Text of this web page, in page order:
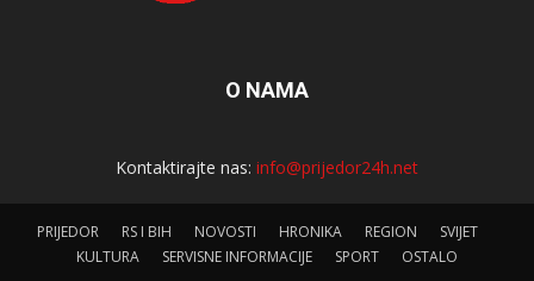
O NAMA
Kontaktirajte nas: info@prijedor24h.net
PRIJEDOR RS I BIH NOVOSTI HRONIKA REGION
SVIJET
KULTURA
SERVISNE INFORMACIJE SPORT OSTALO